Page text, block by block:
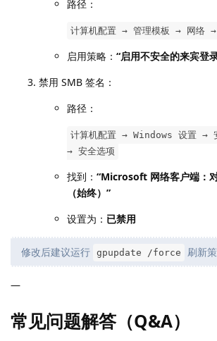
路径：
计算机配置 → 管理模板 → 网络
启用策略： “启用不安全的来宾登
禁用 SMB 签名：
路径：
计算机配置 → Windows 设置 →
→ 安全选项
找到： “Microsoft 网络客户端：
（始终）”
设置为： 已禁用
修改后建议运行 gpupdate /force 刷新
—
常见问题解答（Q&A）